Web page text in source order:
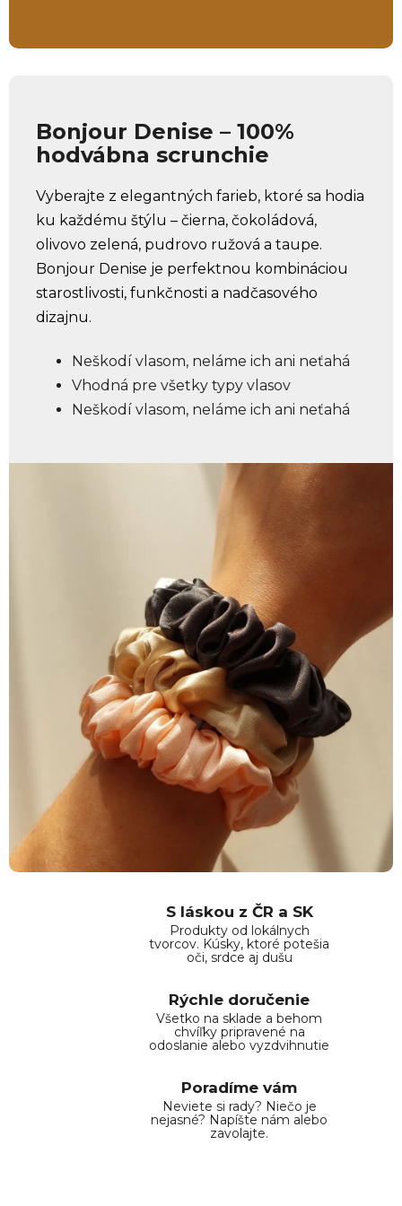
Bonjour Denise – 100%
hodvábna scrunchie
Vyberajte z elegantných farieb, ktoré sa hodia
ku každému štýlu – čierna, čokoládová,
olivovo zelená, pudrovo ružová a taupe.
Bonjour Denise je perfektnou kombináciou
starostlivosti, funkčnosti a nadčasového
dizajnu.
Neškodí vlasom, neláme ich ani neťahá
Vhodná pre všetky typy vlasov
Neškodí vlasom, neláme ich ani neťahá
S láskou z ČR a SK
Produkty od lokálnych
tvorcov. Kúsky, ktoré potešia
oči, srdce aj dušu
Rýchle doručenie
Všetko na sklade a behom
chvíľky pripravené na
odoslanie alebo vyzdvihnutie
Poradíme vám
Neviete si rady? Niečo je
nejasné? Napíšte nám alebo
zavolajte.